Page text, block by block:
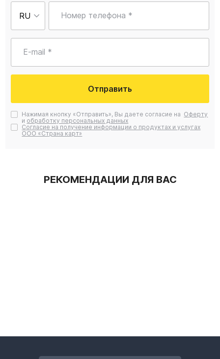
Номер телефона *
E-mail *
Отправить
Нажимая кнопку «Отправить», Вы даете согласие на Оферту
и обработку персональных данных
Согласие на получение информации о продуктах и услугах
ООО «Страна карт»
РЕКОМЕНДАЦИИ ДЛЯ ВАС